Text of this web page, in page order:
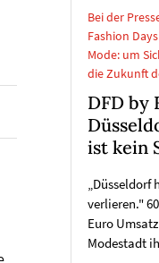
Bei der
Fashion
Mode: um
die Zukunft
DFD by
ist kein
„Düsseldorf
verlieren."
Euro
Modestadt